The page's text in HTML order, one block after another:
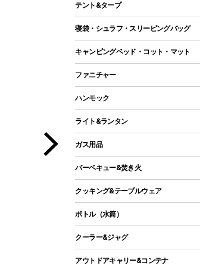
テント&タープ
テント
ツールームテント
ワンポールテント
シェルターテント
ロッジ型・オリジナルテント
タープ
スクエアタープ（レクタタープ）
メッシュタープ
自立式タープ
寝袋・シュラフ・スリーピングバッグ
レクタングラー型（封筒型）シュラフ
インナーシュラフ
キャンピングベッド・コット・マット
キャンピングベッド・コット
インフレータブルマット
ファニチャー
アウトドアテーブル
レジャーシート
ハンモック
ライト&ランタン
LEDランタン
ガスランタン
オイルランタン
LEDライト
ヘッドライト
キャンドル
ガス用品
ガスバーナー
ガス缶
ガストーチ、ライター
バーベキュー&焚き火
バーベキューコンロ、グリル
焚き火台タイプ（ロースタイル）グリル
卓上タイプグリル
パーティータイプグリル
クッキング&テーブルウェア
ダッチオーブン
ホットサンドメーカー
ボトル（水筒）
ステンレスボトル
クーラー&ジャグ
クーラーボックス
アウトドアキャリー&コンテナ